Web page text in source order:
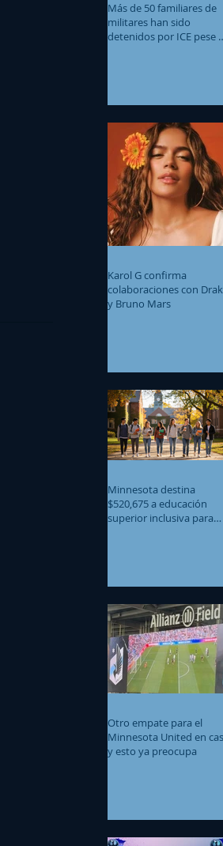
Más de 50 familiares de
militares han sido
detenidos por ICE pese a
Karol G confirma
colaboraciones con
y Bruno Mars
Minnesota destina
$520,675 a educación
superior inclusiva para
Otro empate para el
Minnesota United en
y esto ya preocupa